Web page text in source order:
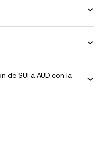
de SUI a AUD con la